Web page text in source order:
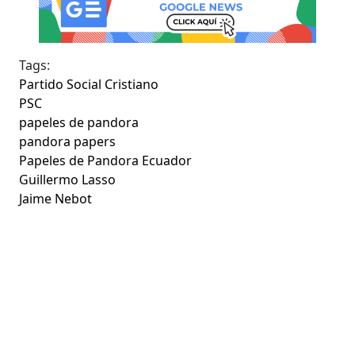
Tags:
Partido Social Cristiano
PSC
papeles de pandora
pandora papers
Papeles de Pandora Ecuador
Guillermo Lasso
Jaime Nebot